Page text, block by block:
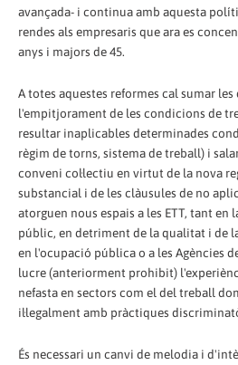
avançada- i continua amb aquesta
rendes als empresaris que ara es
anys i majors de 45.
A totes aquestes reformes cal sumar
l'empitjorament de les condicions de
resultar inaplicables determinades
règim de torns, sistema de treball) i
conveni col·lectiu en virtut de la nova
substancial i de les clàusules de no
atorguen nous espais a les ETT, tant
públic, en detriment de la qualitat i de
en l'ocupació pública o a les Agències
lucre (anteriorment prohibit)
nefasta en sectors com el del treball
il·legalment amb pràctiques
És necessari un canvi de melodia i